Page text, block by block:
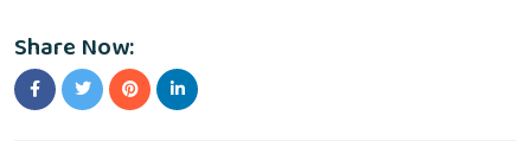
Share Now: